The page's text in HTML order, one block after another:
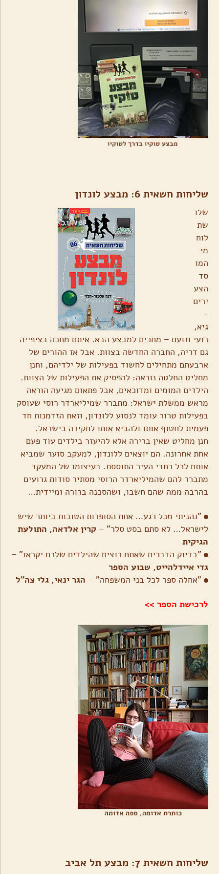
שליחות חשאית 6: מבצע לונדון
שלו
שת
לוח
מי
המו
סד
הצע
ירים
–
גיא,
רועי ונועם – מחכים למבצע הבא. איתם מחכה בציפייה
גם דריה, החברה החדשה בצוות. אבל אז ההורים של
ארבעתם מתחילים לחשוד בפעילות של ילדיהם, וחנן
מחליט החלטה נוראה: להפסיק את הפעילות של הצוות.
הילדים המומים ומדוכאים, אבל פתאום מגיעה הוראה
מראש ממשלת ישראל: מתברר שמיליארדר רוסי שעוסק
בפעילות טרור עומד לנסוע ללונדון, וזאת הזדמנות חד
פעמית לחטוף אותו ולהביא אותו לחקירה בישראל.
חנן מחליט שאין ברירה אלא להיעזר בילדים עוד פעם
אחת אחרונה. הם יוצאים ללונדון, למעקב סוער שמביא
אותם לכל רחבי העיר התוססת. בעיצומו של המעקב
מתברר להם שהמיליארדר הרוסי מסתיר סודות גרועים
בהרבה ממה שהם חשבו, ושהסכנה ברורה ומיידית…
"נהניתי מכל רגע… אחת הסופרות הטובות ביותר שיש
לישראל… לא סתם בסט סלר" – קרין אלדאה, התולעת
הגיקית
"בדיוק הדברים שאתם רוצים שהילדים שלכם יקראו" –
גדי איידלהייט, שבוע הספר
"אחלה ספר לכל בני המשפחה" – הגר ינאי, גלי צה"ל
לרכישת הספר >>
שליחות חשאית 7: מבצע תל אביב